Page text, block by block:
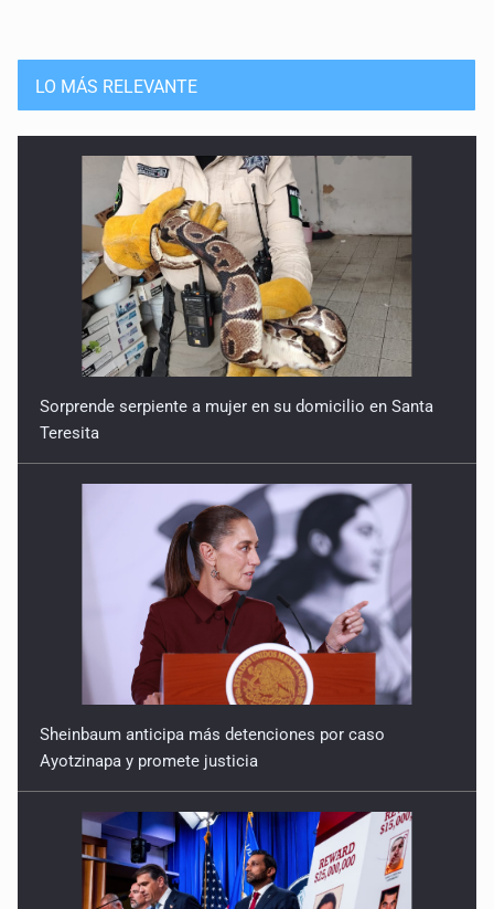
LO MÁS RELEVANTE
Sorprende serpiente a mujer en su domicilio en Santa
Teresita
Sheinbaum anticipa más detenciones por caso
Ayotzinapa y promete justicia